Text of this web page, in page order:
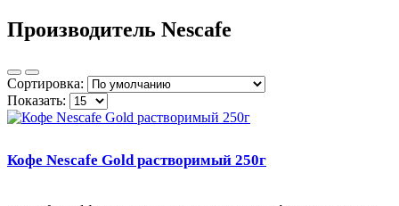
Производитель Nescafe
Сортировка:
Показать:
Кофе Nescafe Gold растворимый 250г